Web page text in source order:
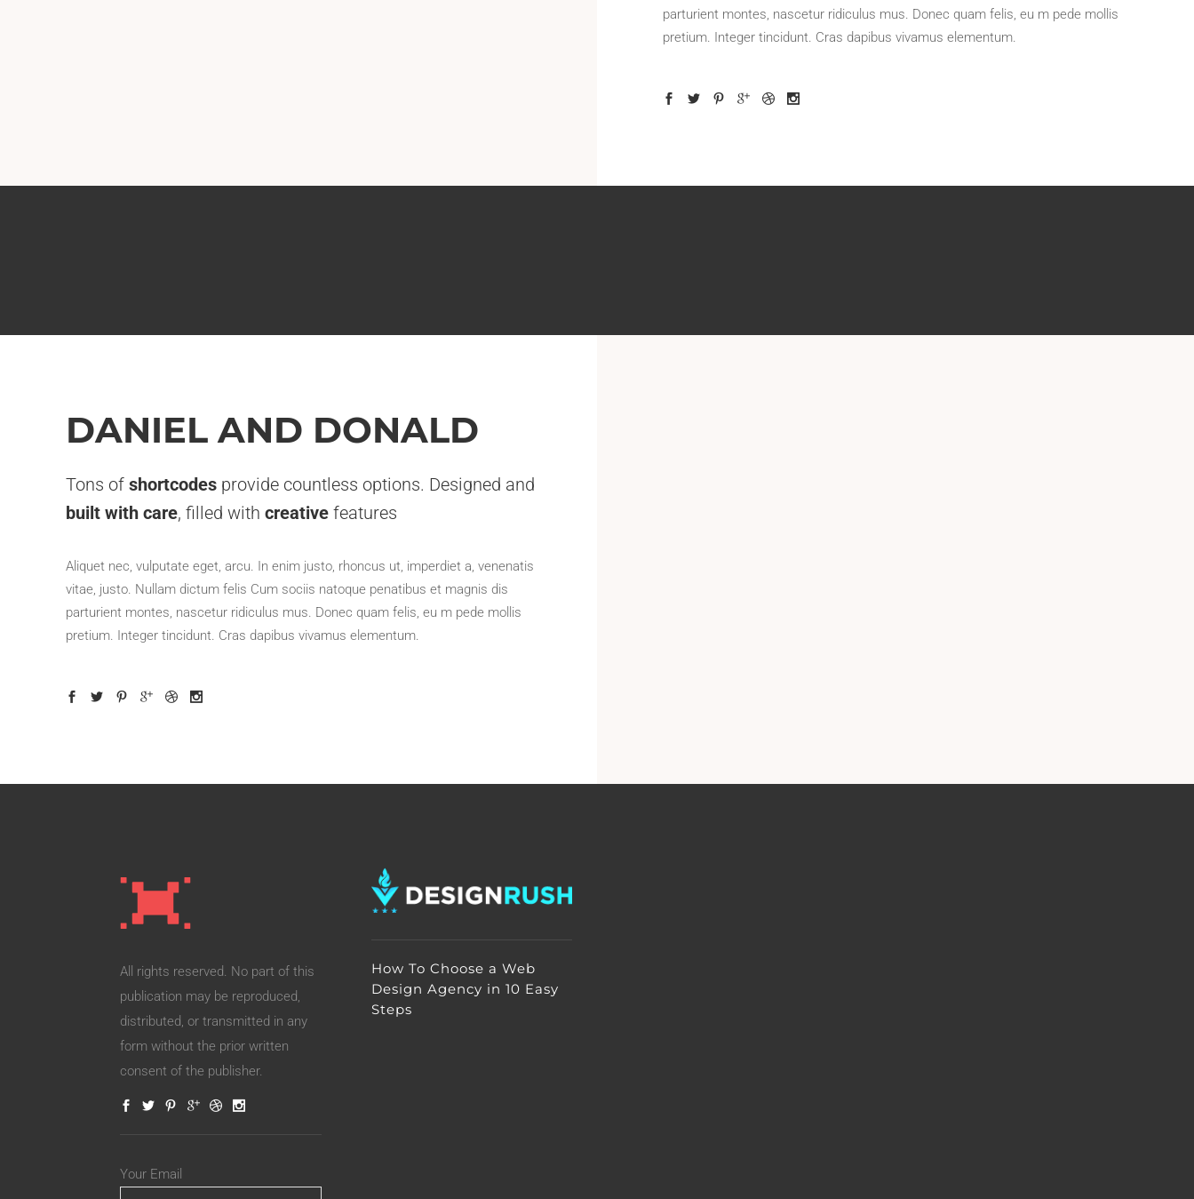
parturient montes, nascetur ridiculus mus. Donec quam felis, eu m pede mollis
pretium. Integer tincidunt. Cras dapibus vivamus elementum.
DANIEL AND DONALD
Tons of shortcodesprovide countless options. Designed and
built with care, filled with creative features
Aliquet nec, vulputate eget, arcu. In enim justo, rhoncus ut, imperdiet a, venenatis
vitae, justo. Nullam dictum felis Cum sociis natoque penatibus et magnis dis
parturient montes, nascetur ridiculus mus. Donec quam felis, eu m pede mollis
pretium. Integer tincidunt. Cras dapibus vivamus elementum.
All rights reserved. No part of this
publication may be reproduced,
distributed, or transmitted in any
form without the prior written
consent of the publisher.
Your Email
How To Choose a Web
Design Agency in 10 Easy
Steps